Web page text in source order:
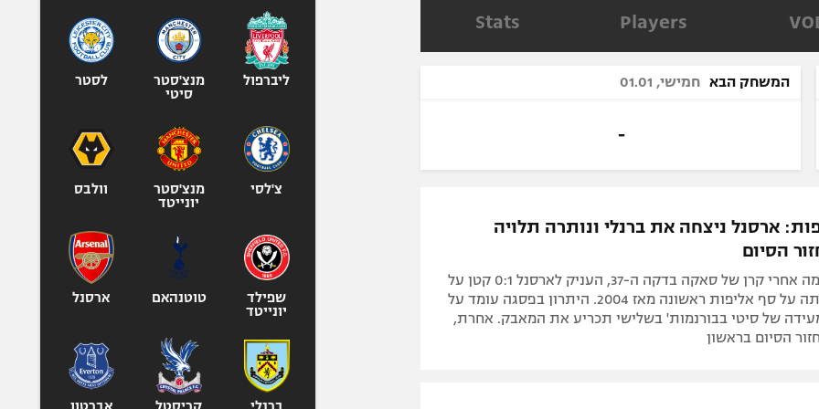
אביב
ליגה סינית
אופניים
ספורט מוטורי
כדורמים
פוטבול אמריקאי NFL
בייסבול MLB
ספורט אתגרי
ואקסטרים
אומנויות לחימה
Players
Stats
המשחק הבא חמישי, 01.01
-
ארסנל ניצחה את ברנלי ונותרה תלויה
הסיום
האברץ נגח פנימה אחרי קרן של סאקה בדקה ה-37, העניק לארסנל 0:1 קטן על
ברנלי והציב אותה על סף אליפות ראשונה מאז 2004. היתרון בפסגה עומד על
של סיטי בבורנמות' בשלישי תכריע את המאבק. אחרת,
הסיום בראשון
ליברפול
מנצ'סטר
סיטי
לסטר
צ'לסי
מנצ'סטר
יונייטד
וולבס
שפילד
יונייטד
טוטנהאם ארסנל